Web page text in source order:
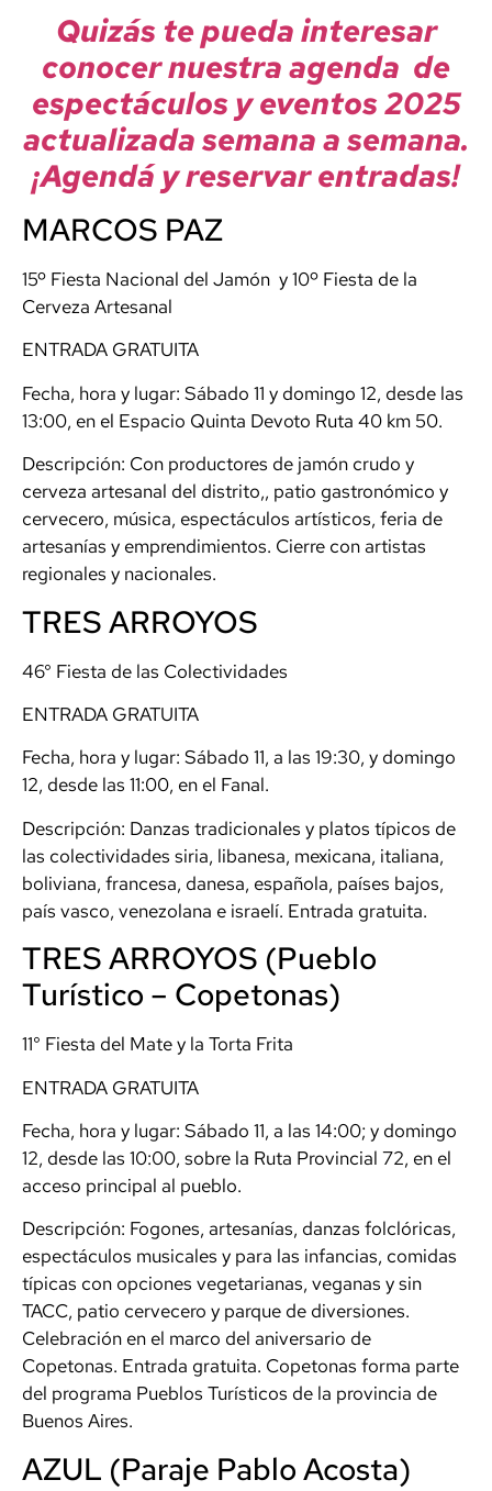
Quizás te pueda interesar
conocer nuestra agenda de
espectáculos y eventos 2025
actualizada semana a semana.
¡Agendá y reservar entradas!
MARCOS PAZ
15º Fiesta Nacional del Jamón y 10º Fiesta de la
Cerveza Artesanal
ENTRADA GRATUITA
Fecha, hora y lugar: Sábado 11 y domingo 12, desde las
13:00, en el Espacio Quinta Devoto Ruta 40 km 50.
Descripción: Con productores de jamón crudo y
cerveza artesanal del distrito,, patio gastronómico y
cervecero, música, espectáculos artísticos, feria de
artesanías y emprendimientos. Cierre con artistas
regionales y nacionales.
TRES ARROYOS
46° Fiesta de las Colectividades
ENTRADA GRATUITA
Fecha, hora y lugar: Sábado 11, a las 19:30, y domingo
12, desde las 11:00, en el Fanal.
Descripción: Danzas tradicionales y platos típicos de
las colectividades siria, libanesa, mexicana, italiana,
boliviana, francesa, danesa, española, países bajos,
país vasco, venezolana e israelí. Entrada gratuita.
TRES ARROYOS (Pueblo
Turístico – Copetonas)
11° Fiesta del Mate y la Torta Frita
ENTRADA GRATUITA
Fecha, hora y lugar: Sábado 11, a las 14:00; y domingo
12, desde las 10:00, sobre la Ruta Provincial 72, en el
acceso principal al pueblo.
Descripción: Fogones, artesanías, danzas folclóricas,
espectáculos musicales y para las infancias, comidas
típicas con opciones vegetarianas, veganas y sin
TACC, patio cervecero y parque de diversiones.
Celebración en el marco del aniversario de
Copetonas. Entrada gratuita. Copetonas forma parte
del programa Pueblos Turísticos de la provincia de
Buenos Aires.
AZUL (Paraje Pablo Acosta)